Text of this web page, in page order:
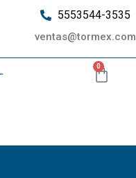
5553544-3535
ventas@tormex.com
0